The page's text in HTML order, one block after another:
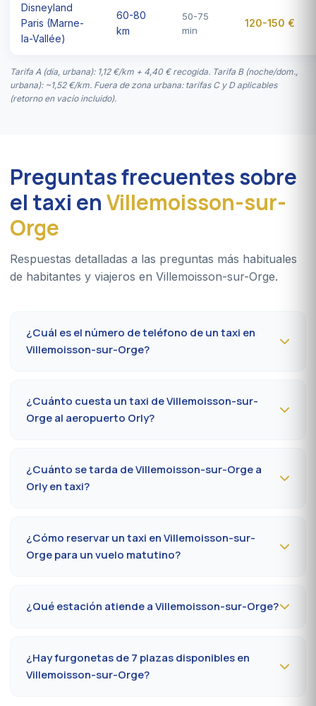
Disneyland
Paris (Marne-
la-Vallée)
60-80
km
50-75
min
120-150 €
Tarifa A (día, urbana): 1,12 €/km + 4,40 € recogida. Tarifa B (noche/dom.,
urbana): ~1,52 €/km. Fuera de zona urbana: tarifas C y D aplicables
(retorno en vacío incluido).
Preguntas frecuentes sobre
el taxi enVillemoisson-sur-
Orge
Respuestas detalladas a las preguntas más habituales
de habitantes y viajeros en Villemoisson-sur-Orge.
¿Cuál es el número de teléfono de un taxi en
Villemoisson-sur-Orge?
marque el
06 59 27 44 65
30 minutos; recogida en la comuna entre 10 y 20
¿Cuánto cuesta un taxi de Villemoisson-sur-
Orge al aeropuerto Orly?
París-Orly cuesta
los domingos o festivos. Tarifa al taxímetro oficial
prefectoral 91.
¿Cuánto se tarda de Villemoisson-sur-Orge a
Orly en taxi?
la terminal (Orly 1, 2, 3 o 4). Prever 10 minutos extra en
hora punta (7-9 h, 17-19 h).
¿Cómo reservar un taxi en Villemoisson-sur-
Orge para un vuelo matutino?
62 indicando el número de vuelo, la terminal y la
dirección de recogida en Villemoisson-sur-Orge.
¿Qué estación atiende a Villemoisson-sur-Orge?
en promedio 22 a 32 minutos según el eje vial. Acceso
directo también a Massy TGV para los trenes
¿Hay furgonetas de 7 plazas disponibles en
Villemoisson-sur-Orge?